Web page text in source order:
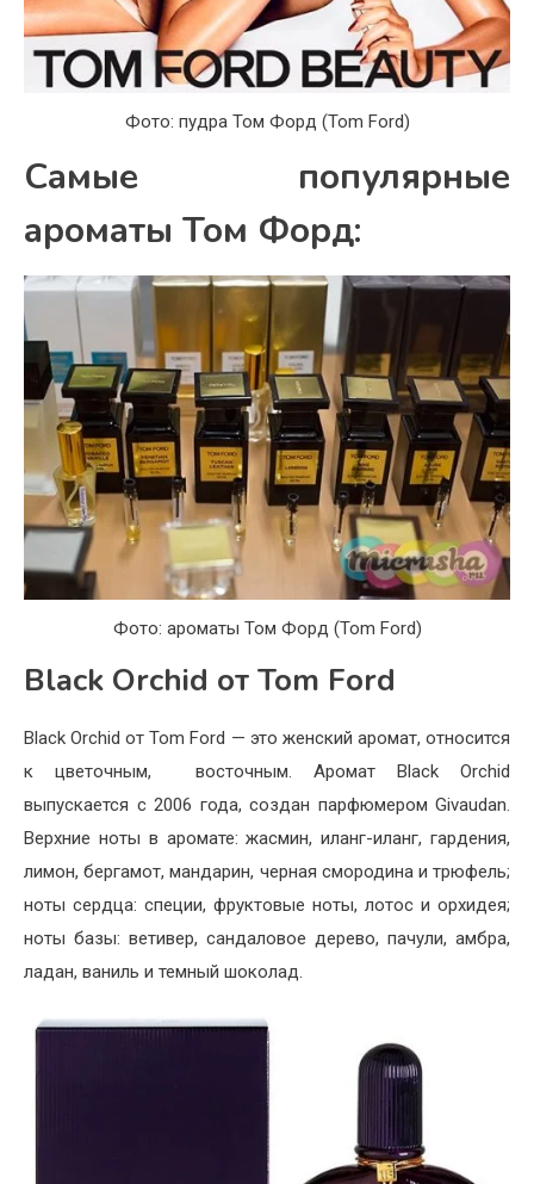
Фото: пудра Том Форд (Tom Ford)
Самые популярные
ароматы Том Форд:
Фото: ароматы Том Форд (Tom Ford)
Black Orchid от Tom Ford
Black Orchid от Tom Ford — это женский аромат, относится
к цветочным, восточным. Аромат Black Orchid
выпускается с 2006 года, создан парфюмером Givaudan.
Верхние ноты в аромате: жасмин, иланг-иланг, гардения,
лимон, бергамот, мандарин, черная смородина и трюфель;
ноты сердца: специи, фруктовые ноты, лотос и орхидея;
ноты базы: ветивер, сандаловое дерево, пачули, амбра,
ладан, ваниль и темный шоколад.